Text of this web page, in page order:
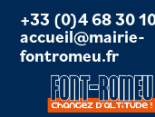
+33 (0)4 68 30
accueil@mairie-
fontromeu.fr